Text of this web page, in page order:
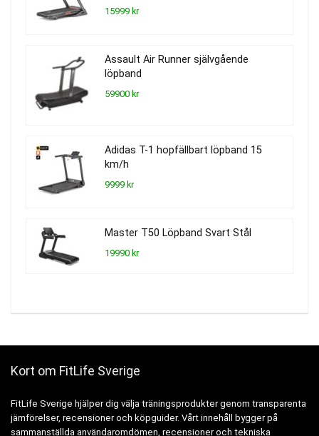
15999 kr
Assault Air Runner självgående
löpband
59900 kr
Adidas T-1 hopfällbart löpband 15
km/h
9999 kr
Master T50 Löpband Svart Stål
19990 kr
Kort om FitLife Sverige
FitLife Sverige hjälper dig välja träningsprodukter genom transparenta
jämförelser, recensioner och köpguider. Vårt innehåll bygger på
sammanställda användaromdömen, recensioner och tekniska